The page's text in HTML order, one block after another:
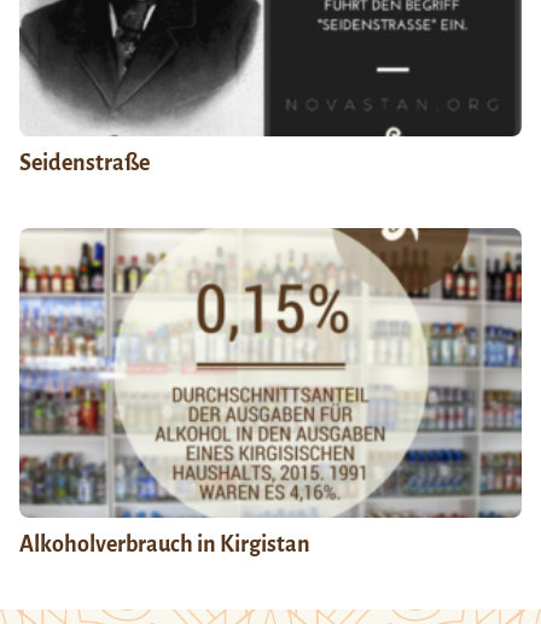
Seidenstraße
Alkoholverbrauch in Kirgistan